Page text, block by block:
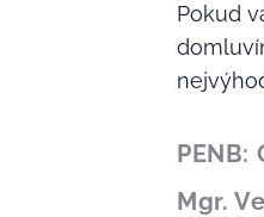
Pokud
PENB:
Mgr.